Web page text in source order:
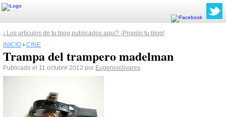
¿Los artículos de tu blog publicados aquí? ¡Propón tu blog!
INICIO › CINE
Trampa del trampero madelman
Publicado el 11 octubre 2012 por Eugenioolivares